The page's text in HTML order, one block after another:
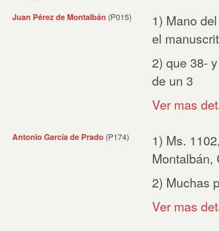
Juan Pérez de Montalbán (P015)
1) Mano
el
2) que 38-
de un 3
Ver mas
Antonio García de Prado (P174)
1) Ms.
Montalbán,
2) Muchas
Ver mas